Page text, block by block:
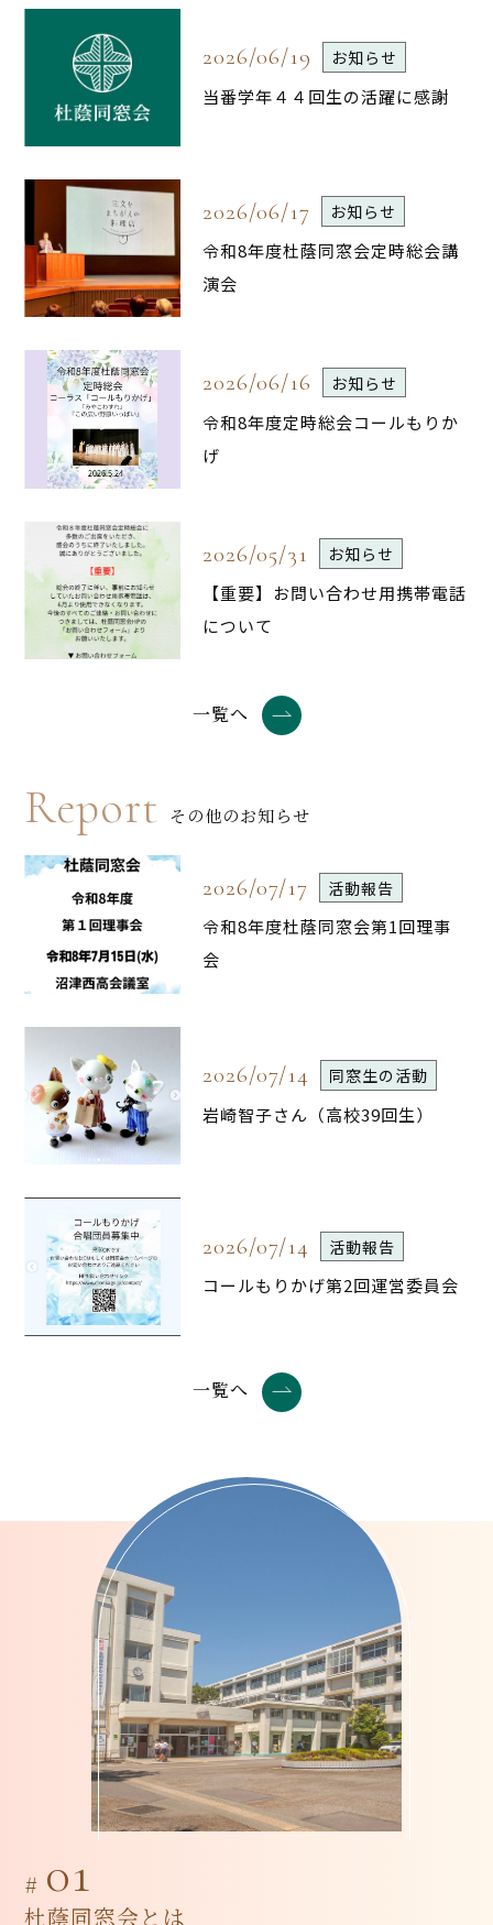
2026/06/19 お知らせ
当番学年４４回生の活躍に感謝
2026/06/17 お知らせ
令和8年度杜蔭同窓会定時総会講
演会
2026/06/16 お知らせ
令和8年度定時総会コールもりか
げ
2026/05/31 お知らせ
【重要】お問い合わせ用携帯電話
について
一覧へ
Report その他のお知らせ
2026/07/17 活動報告
令和8年度杜蔭同窓会第1回理事
会
2026/07/14 同窓生の活動
岩崎智子さん（高校39回生）
2026/07/14 活動報告
コールもりかげ第2回運営委員会
一覧へ
# 01
杜蔭同窓会とは